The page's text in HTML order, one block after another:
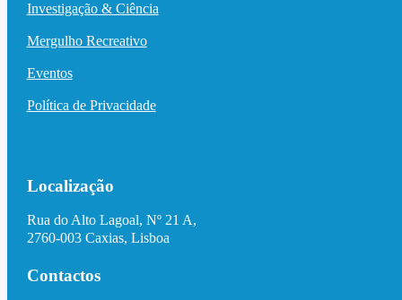
Investigação & Ciência
Mergulho Recreativo
Eventos
Política de Privacidade
Localização
Rua do Alto Lagoal, Nº 21 A,
2760-003 Caxias, Lisboa
Contactos